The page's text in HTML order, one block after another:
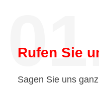
Rufen Sie
Sagen Sie uns